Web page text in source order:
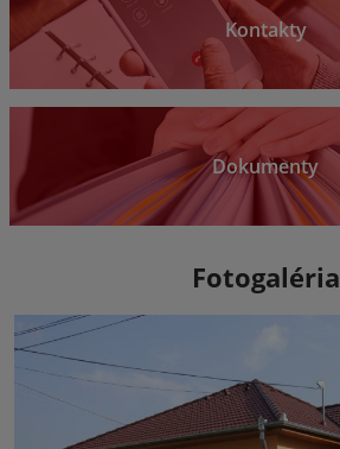
Kontakty
Dokumenty
Fotogaléria